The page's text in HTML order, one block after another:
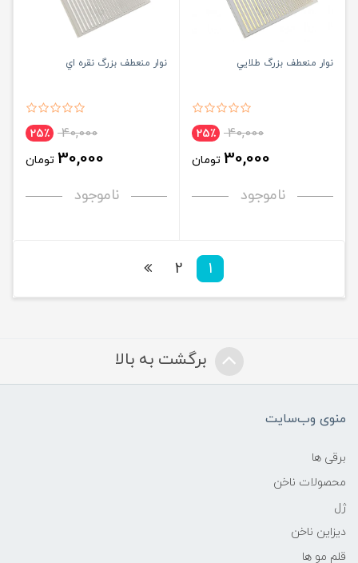
نوار منعطف بزرگ طلايي
40,000 25٪
30,000 تومان
ناموجود
نوار منعطف بزرگ نقره اي
40,000 25٪
30,000 تومان
ناموجود
1
2
برگشت به بالا
منوی وب‌سایت
برقی ها
محصولات ناخن
ژل
دیزاین ناخن
قلم مو ها